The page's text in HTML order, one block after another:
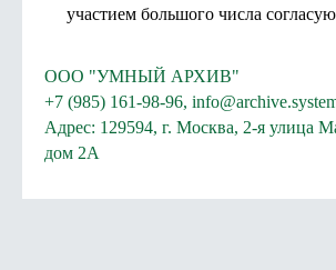
участием большого числа
ООО "УМНЫЙ АРХИВ"
+7 (985) 161-98-96,
Адрес: 129594, г. Москва, 2-я улица
дом 2А